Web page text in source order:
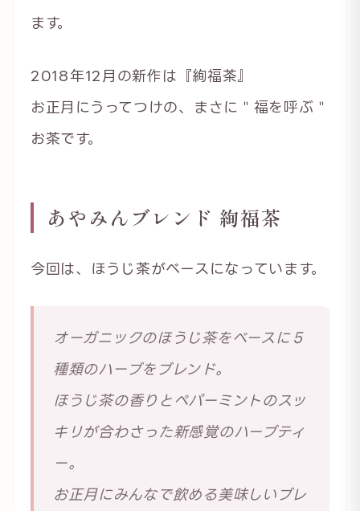
ます。
2018年12月の新作は『絢福茶』
お正月にうってつけの、まさに＂福を呼ぶ＂
お茶です。
あやみんブレンド 絢福茶
今回は、ほうじ茶がベースになっています。
オーガニックのほうじ茶をベースに５
種類のハーブをブレンド。
ほうじ茶の香りとペパーミントのスッ
キリが合わさった新感覚のハーブティ
ー。
お正月にみんなで飲める美味しいブレ